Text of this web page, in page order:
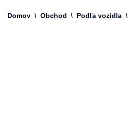
Domov \ Obchod \ Podľa vozidla \